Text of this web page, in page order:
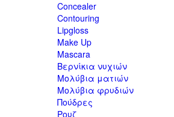
Concealer
Contouring
Lipgloss
Make Up
Mascara
Βερνίκια νυχιών
Μολύβια ματιών
Μολύβια φρυδιών
Πούδρες
Ρουζ